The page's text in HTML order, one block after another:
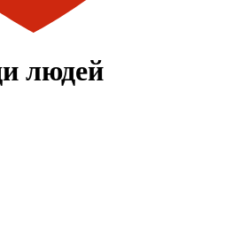
людей